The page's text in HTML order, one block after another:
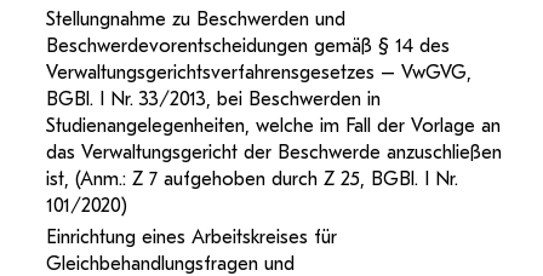
Stellungnahme zu Beschwerden und
Beschwerdevorentscheidungen gemäß § 14 des
Verwaltungsgerichtsverfahrensgesetzes – VwGVG,
BGBl. I Nr. 33/2013, bei Beschwerden in
Studienangelegenheiten, welche im Fall der Vorlage an
das Verwaltungsgericht der Beschwerde anzuschließen
ist, (Anm.: Z 7 aufgehoben durch Z 25, BGBl. I Nr.
101/2020)
Einrichtung eines Arbeitskreises für
Gleichbehandlungsfragen und